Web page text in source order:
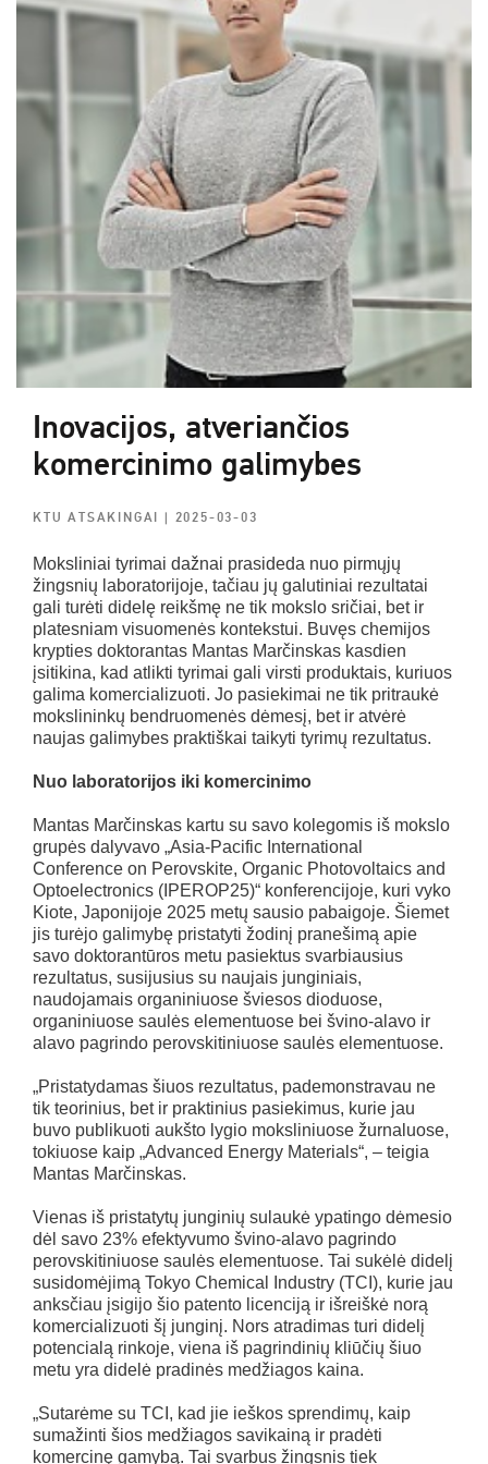
Inovacijos, atveriančios
komercinimo galimybes
KTU ATSAKINGAI | 2025-03-03
Moksliniai tyrimai dažnai prasideda nuo pirmųjų
žingsnių laboratorijoje, tačiau jų galutiniai rezultatai
gali turėti didelę reikšmę ne tik mokslo sričiai, bet ir
platesniam visuomenės kontekstui. Buvęs chemijos
krypties doktorantas Mantas Marčinskas kasdien
įsitikina, kad atlikti tyrimai gali virsti produktais, kuriuos
galima komercializuoti. Jo pasiekimai ne tik pritraukė
mokslininkų bendruomenės dėmesį, bet ir atvėrė
naujas galimybes praktiškai taikyti tyrimų rezultatus.
Nuo laboratorijos iki komercinimo
Mantas Marčinskas kartu su savo kolegomis iš mokslo
grupės dalyvavo „Asia-Pacific International
Conference on Perovskite, Organic Photovoltaics and
Optoelectronics (IPEROP25)“ konferencijoje, kuri vyko
Kiote, Japonijoje 2025 metų sausio pabaigoje. Šiemet
jis turėjo galimybę pristatyti žodinį pranešimą apie
savo doktorantūros metu pasiektus svarbiausius
rezultatus, susijusius su naujais junginiais,
naudojamais organiniuose šviesos dioduose,
organiniuose saulės elementuose bei švino-alavo ir
alavo pagrindo perovskitiniuose saulės elementuose.
„Pristatydamas šiuos rezultatus, pademonstravau ne
tik teorinius, bet ir praktinius pasiekimus, kurie jau
buvo publikuoti aukšto lygio moksliniuose žurnaluose,
tokiuose kaip „Advanced Energy Materials“, – teigia
Mantas Marčinskas.
Vienas iš pristatytų junginių sulaukė ypatingo dėmesio
dėl savo 23% efektyvumo švino-alavo pagrindo
perovskitiniuose saulės elementuose. Tai sukėlė didelį
susidomėjimą Tokyo Chemical Industry (TCI), kurie jau
anksčiau įsigijo šio patento licenciją ir išreiškė norą
komercializuoti šį junginį. Nors atradimas turi didelį
potencialą rinkoje, viena iš pagrindinių kliūčių šiuo
metu yra didelė pradinės medžiagos kaina.
„Sutarėme su TCI, kad jie ieškos sprendimų, kaip
sumažinti šios medžiagos savikainą ir pradėti
komercinę gamybą. Tai svarbus žingsnis tiek